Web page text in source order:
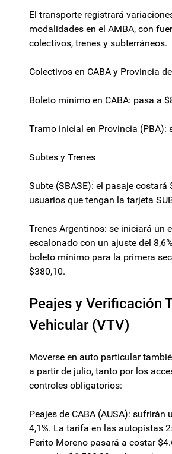
El transporte registrará
modalidades en el AMBA, con
colectivos, trenes y subterráneos.
Colectivos en CABA y Provincia
Boleto mínimo en CABA: pasa a
Tramo inicial en Provincia (PBA):
Subtes y Trenes
Subte (SBASE): el pasaje costará
usuarios que tengan la tarjeta
Trenes Argentinos: se iniciará un
escalonado con un ajuste del
boleto mínimo para la primera
$380,10.
Peajes y Verificación
Vehicular (VTV)
Moverse en auto particular
a partir de julio, tanto por los
controles obligatorios:
Peajes de CABA (AUSA): sufrirán
4,1%. La tarifa en las autopistas
Perito Moreno pasará a costar